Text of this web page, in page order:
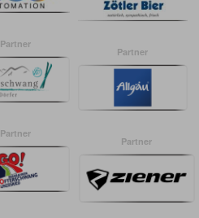
Partner
Partner
Partner
Partner